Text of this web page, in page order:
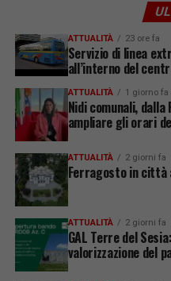
ATTUALITÀ 23 ore fa
Servizio di linea
all’interno del
ATTUALITÀ 1 giorno fa
Nidi comunali, dalla
ampliare gli orari
ATTUALITÀ 2 giorni fa
Ferragosto in città
ATTUALITÀ 2 giorni fa
GAL Terre del
valorizzazione del